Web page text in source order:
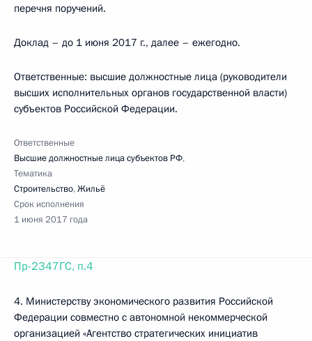
перечня поручений.
Доклад – до 1 июня 2017 г., далее – ежегодно.
Ответственные: высшие должностные лица (руководители
высших исполнительных органов государственной власти)
субъектов Российской Федерации.
Ответственные
Высшие должностные лица субъектов РФ,
Тематика
Строительство,Жильё
Срок исполнения
1 июня 2017 года
Пр-2347ГС, п.4
4. Министерству экономического развития Российской
Федерации совместно с автономной некоммерческой
организацией «Агентство стратегических инициатив